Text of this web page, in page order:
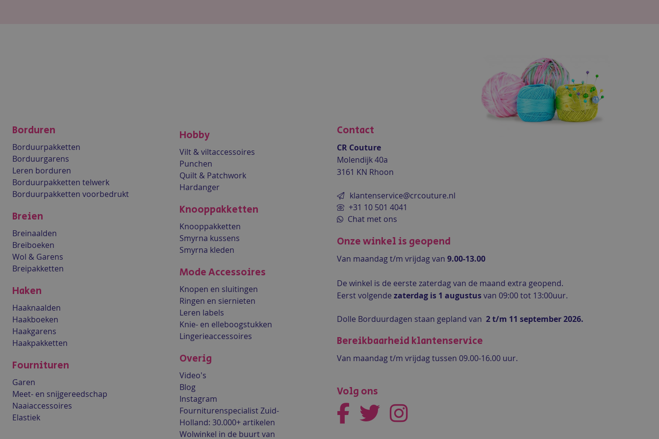
Borduren
Borduurpakketten
Borduurgarens
Leren borduren
Borduurpakketten telwerk
Borduurpakketten voorbedrukt
Breien
Breinaalden
Breiboeken
Wol & Garens
Breipakketten
Haken
Haaknaalden
Haakboeken
Haakgarens
Haakpakketten
Fournituren
Garen
Meet- en snijgereedschap
Naaiaccessoires
Elastiek
Hobby
Vilt & viltaccessoires
Punchen
Quilt & Patchwork
Hardanger
Knooppakketten
Knooppakketten
Smyrna kussens
Smyrna kleden
Mode Accessoires
Knopen en sluitingen
Ringen en siernieten
Leren labels
Knie- en elleboogstukken
Lingerieaccessoires
Overig
Video's
Blog
Instagram
Fourniturenspecialist Zuid-
Holland: 30.000+ artikelen
Wolwinkel in de buurt van
Contact
CR Couture
Molendijk 40a
3161 KN Rhoon
klantenservice@crcouture.nl
+31 10 501 4041
Chat met ons
Onze winkel is geopend
Van maandag t/m vrijdag van 9.00-13.00
De winkel is de eerste zaterdag van de maand extra geopend.
Eerst volgende zaterdag is 1 augustusvan 09:00 tot 13:00uur.
Dolle Borduurdagen staan gepland van 2 t/m 11 september 2026.
Bereikbaarheid klantenservice
Van maandag t/m vrijdag tussen 09.00-16.00 uur.
Volg ons